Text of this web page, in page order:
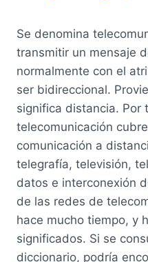
Se denomina
transmitir un mensaje
normalmente con el
ser bidireccional.
significa distancia. Por
telecomunicación
comunicación a
telegrafía, televisión,
datos e interconexión
de las redes de
hace mucho tiempo, y
significados. Si se
diccionario, podría